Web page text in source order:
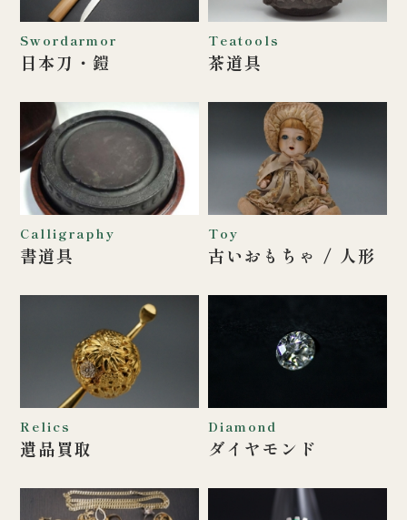
Swordarmor
日本刀・鎧
Teatools
茶道具
Calligraphy
書道具
Toy
古いおもちゃ / 人形
Relics
遺品買取
Diamond
ダイヤモンド